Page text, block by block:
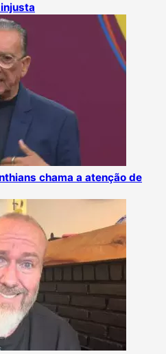
chama a atenção de